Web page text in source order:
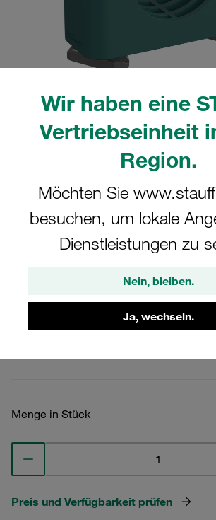
Wir haben eine
Vertriebseinheit
Region.
Möchten Sie
besuchen, um lokale
Dienstleistungen zu
Nein, bleiben.
Ja, wechseln.
tatsächlichen Produkt abweichen.
Mehr anzeigen
Komplettschelle Standard-
5 Ø38mm Polypropylen W5
Tragschienenmutter
Schraube gerippt, mit
SM-538-PP-DP-AS-M-W5
STAUFF Materialnr. 1110006478
Menge in Stück
Preis und Verfügbarkeit prüfen